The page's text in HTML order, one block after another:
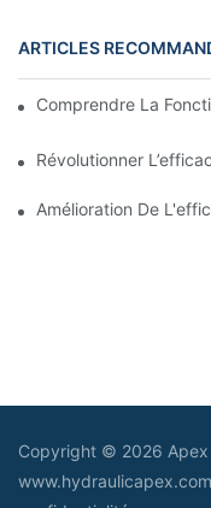
ARTICLES
Comprendre La
Révolutionner
Amélioration De
Copyright © 2026